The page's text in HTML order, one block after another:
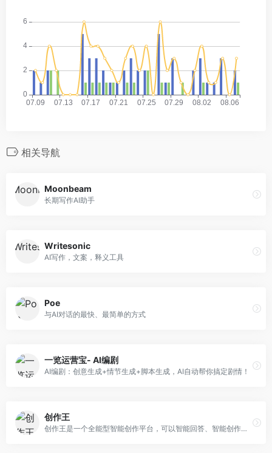
相关导航
Moonbeam
长期写作AI助手
Writesonic
AI写作，文案，释义工具
Poe
与AI对话的最快、最简单的方式
一览运营宝- AI编剧
AI编剧：创意生成+情节生成+脚本生成，AI自动帮你搞定剧情！
创作王
创作王是一个全能型智能创作平台，可以智能回答、智能创作、智能编写、智能翻译、智能写代码等，帮助您解决各种创作难题。我们提供小红书创作、今日头条创作、知乎问答创作。